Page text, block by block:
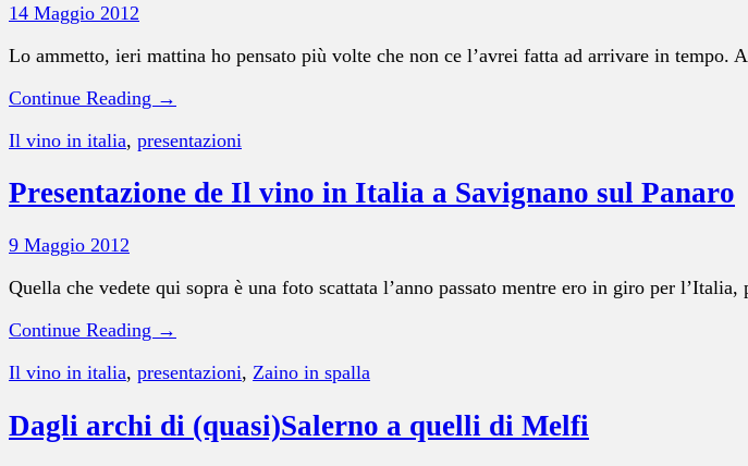
14 Maggio 2012
Lo ammetto, ieri mattina ho pensato più volte che non ce l’avrei fatta ad arrivare in
Continue Reading →
Il vino in italia, presentazioni
Presentazione de Il vino in Italia a Savignano sul Panaro
9 Maggio 2012
Quella che vedete qui sopra è una foto scattata l’anno passato mentre ero in giro per
Continue Reading →
Il vino in italia, presentazioni, Zaino in spalla
Dagli archi di (quasi)Salerno a quelli di Melfi